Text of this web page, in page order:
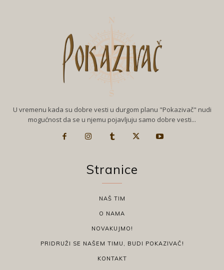
U vremenu kada su dobre vesti u durgom planu "Pokazivač" nudi
mogućnost da se u njemu pojavljuju samo dobre vesti...
Stranice
NAŠ TIM
O NAMA
NOVAKUJMO!
PRIDRUŽI SE NAŠEM TIMU, BUDI POKAZIVAČ!
KONTAKT